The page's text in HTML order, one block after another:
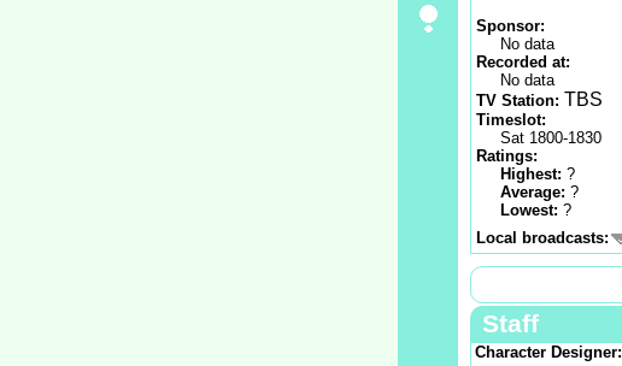
Sponsor:
No data
Recorded at:
No data
TV Station: TBS
Timeslot:
Sat 1800-1830
Ratings:
Highest: ?
Average: ?
Lowest: ?
Local broadcasts:
Staff
Character Designer: